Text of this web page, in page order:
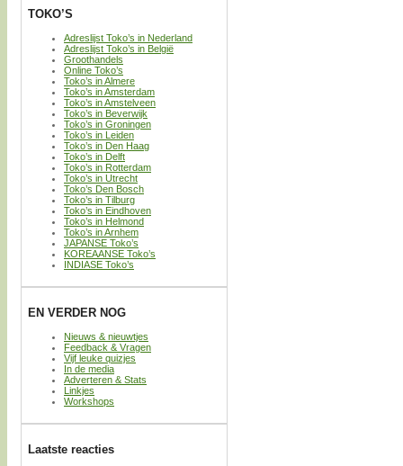
TOKO’S
Adreslijst Toko’s in Nederland
Adreslijst Toko’s in België
Groothandels
Online Toko’s
Toko’s in Almere
Toko’s in Amsterdam
Toko’s in Amstelveen
Toko’s in Beverwijk
Toko’s in Groningen
Toko’s in Leiden
Toko’s in Den Haag
Toko’s in Delft
Toko’s in Rotterdam
Toko’s in Utrecht
Toko’s Den Bosch
Toko’s in Tilburg
Toko’s in Eindhoven
Toko’s in Helmond
Toko’s in Arnhem
JAPANSE Toko’s
KOREAANSE Toko’s
INDIASE Toko’s
EN VERDER NOG
Nieuws & nieuwtjes
Feedback & Vragen
Vijf leuke quizjes
In de media
Adverteren & Stats
Linkjes
Workshops
Laatste reacties